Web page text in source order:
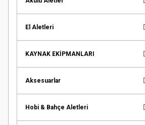
El Aletleri
KAYNAK EKİPMANLARI
Aksesuarlar
Hobi & Bahçe Aletleri